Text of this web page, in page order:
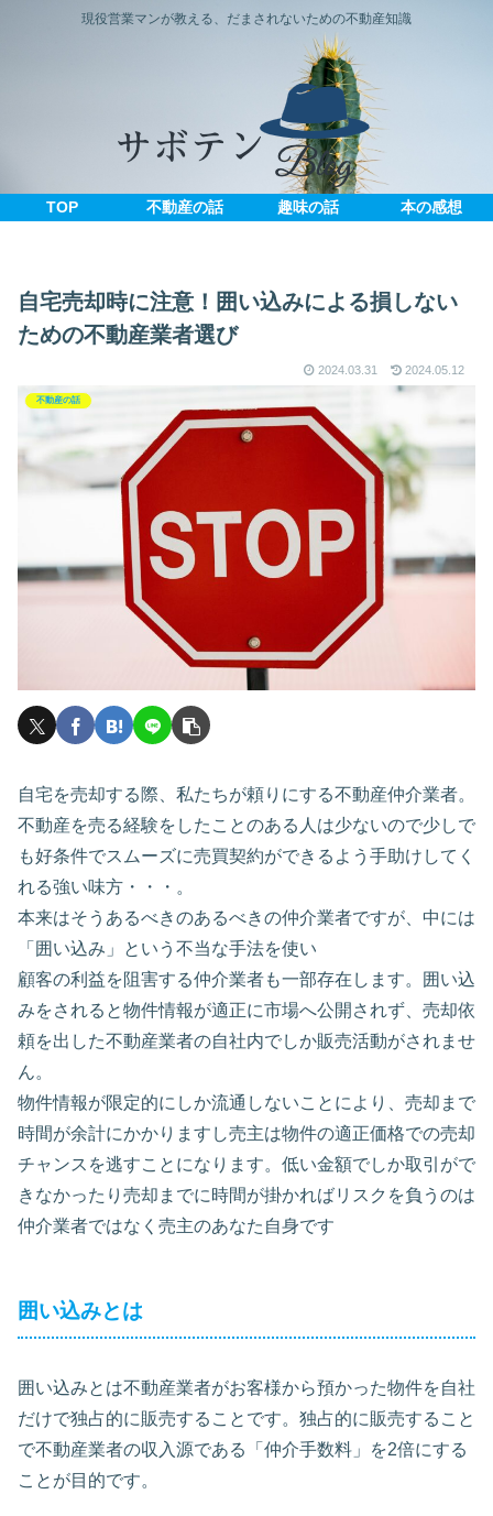
現役営業マンが教える、だまされないための不動産知識
TOP 不動産の話 趣味の話 本の感想
自宅売却時に注意！囲い込みによる損しない
ための不動産業者選び
2024.03.31 2024.05.12
不動産の話
自宅を売却する際、私たちが頼りにする不動産仲介業者。
不動産を売る経験をしたことのある人は少ないので少しで
も好条件でスムーズに売買契約ができるよう手助けしてく
れる強い味方・・・。
本来はそうあるべきのあるべきの仲介業者ですが、中には
「囲い込み」という不当な手法を使い
顧客の利益を阻害する仲介業者も一部存在します。囲い込
みをされると物件情報が適正に市場へ公開されず、売却依
頼を出した不動産業者の自社内でしか販売活動がされませ
ん。
物件情報が限定的にしか流通しないことにより、売却まで
時間が余計にかかりますし売主は物件の適正価格での売却
チャンスを逃すことになります。低い金額でしか取引がで
きなかったり売却までに時間が掛かればリスクを負うのは
仲介業者ではなく売主のあなた自身です
囲い込みとは
囲い込みとは不動産業者がお客様から預かった物件を自社
だけで独占的に販売することです。独占的に販売すること
で不動産業者の収入源である「仲介手数料」を2倍にする
ことが目的です。